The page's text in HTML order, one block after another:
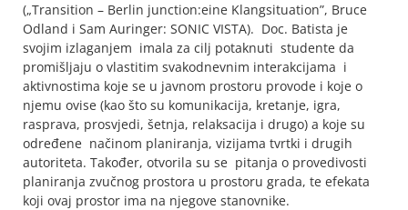
(„Transition – Berlin junction:eine Klangsituation”, Bruce
Odland i Sam Auringer: SONIC VISTA). Doc. Batista je
svojim izlaganjem imala za cilj potaknuti studente da
promišljaju o vlastitim svakodnevnim interakcijama i
aktivnostima koje se u javnom prostoru provode i koje o
njemu ovise (kao što su komunikacija, kretanje, igra,
rasprava, prosvjedi, šetnja, relaksacija i drugo) a koje su
određene načinom planiranja, vizijama tvrtki i drugih
autoriteta. Također, otvorila su se pitanja o provedivosti
planiranja zvučnog prostora u prostoru grada, te efekata
koji ovaj prostor ima na njegove stanovnike.